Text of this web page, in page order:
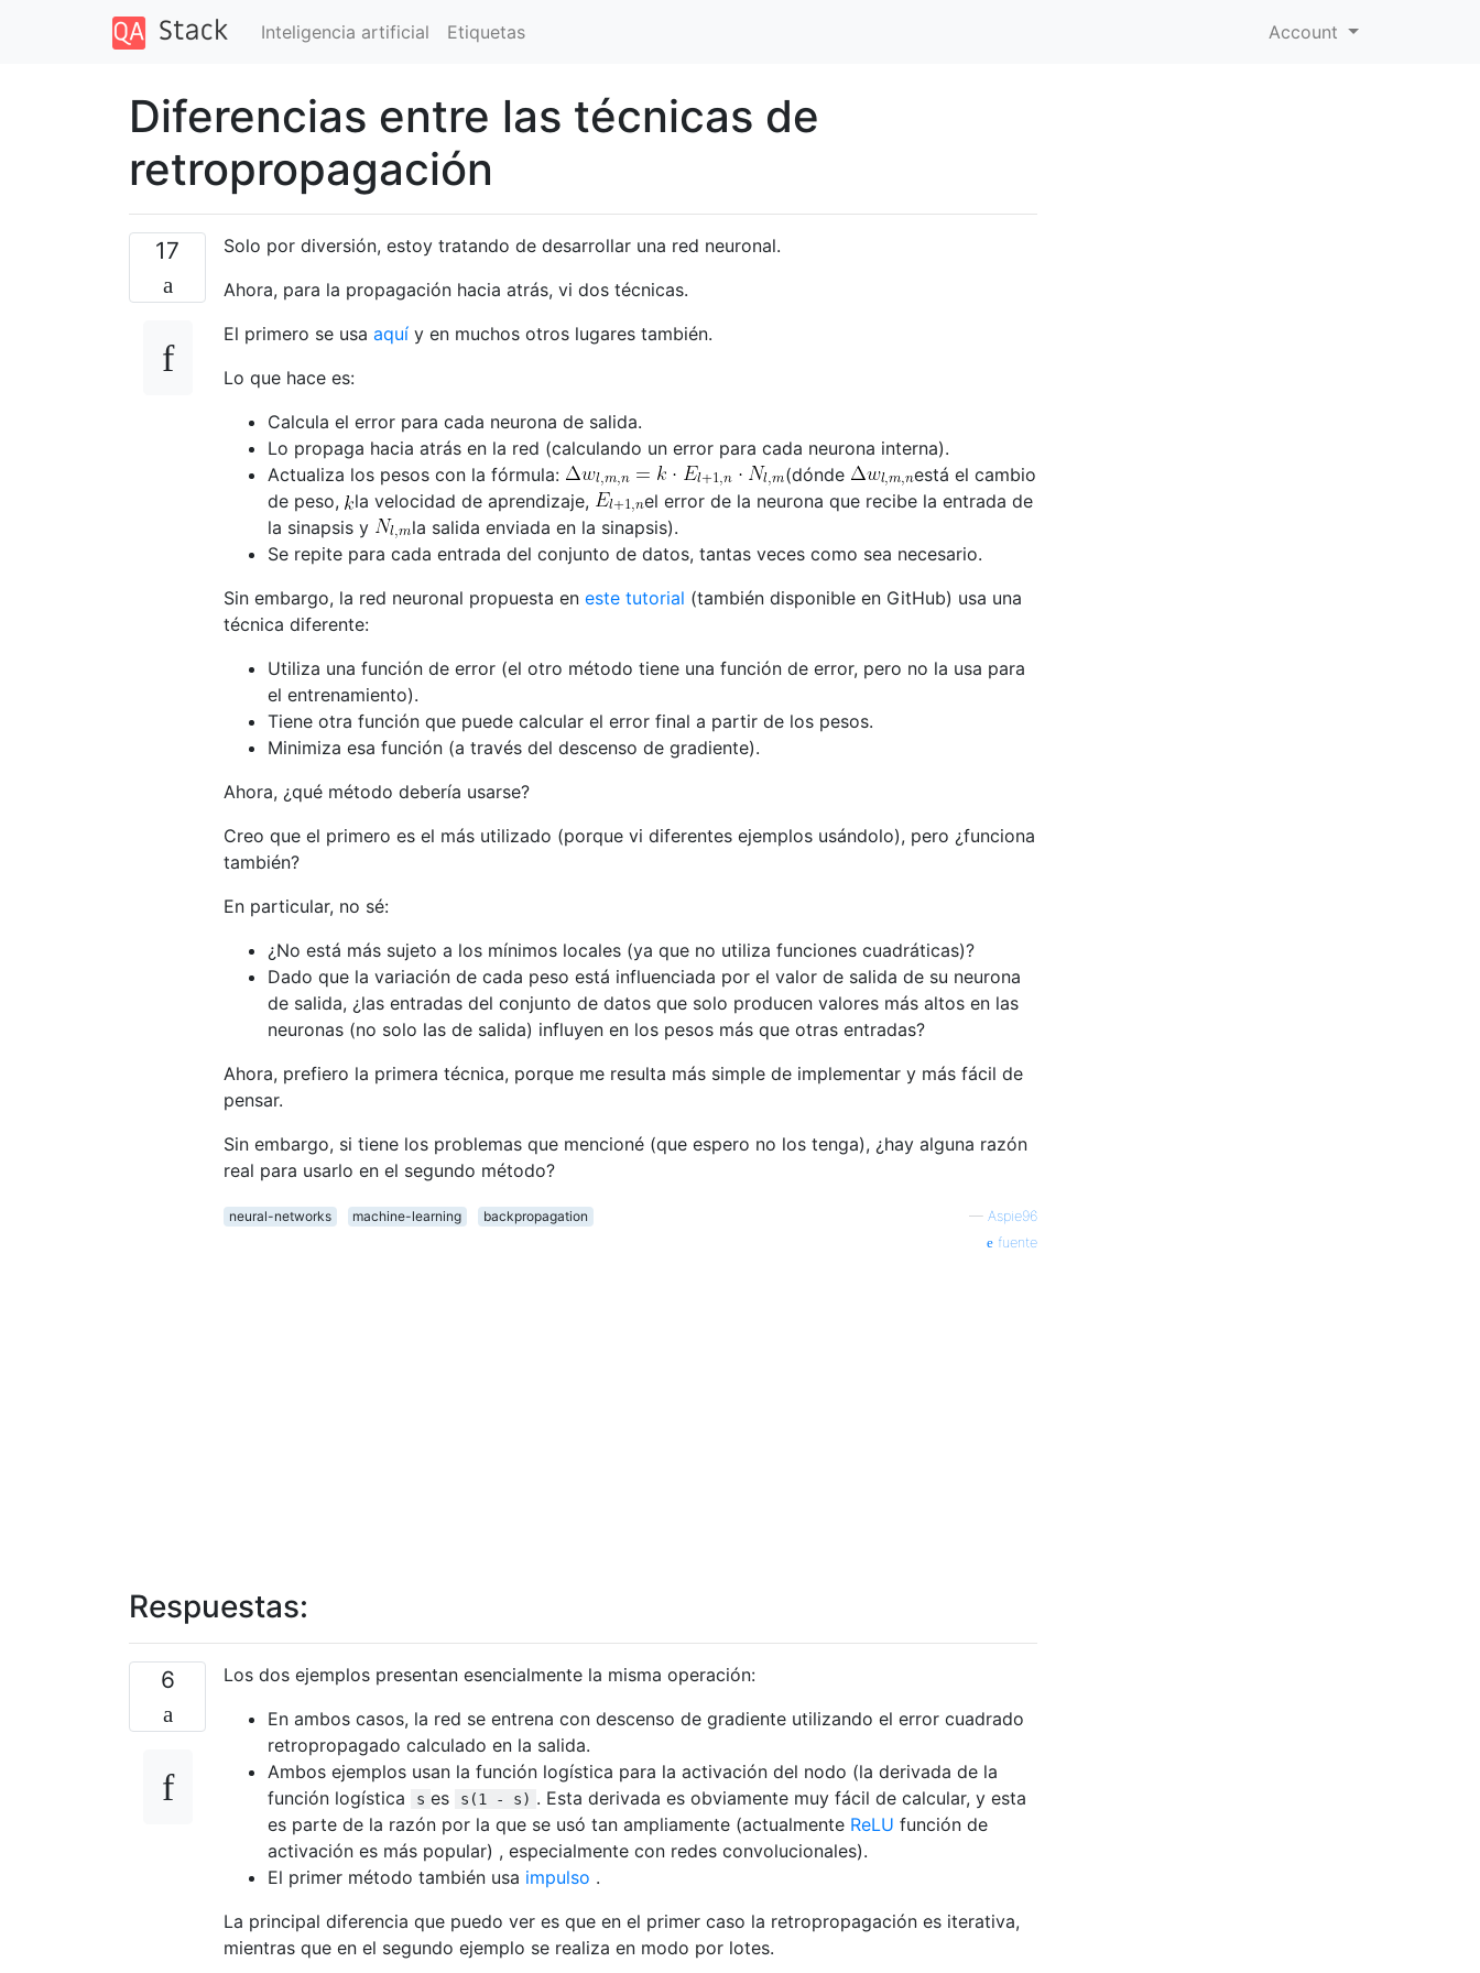
Inteligencia artificial Etiquetas Account
Diferencias entre las técnicas de
retropropagación
17
Solo por diversión, estoy tratando de desarrollar una red neuronal.
Ahora, para la propagación hacia atrás, vi dos técnicas.
El primero se usa aquí y en muchos otros lugares también.
Lo que hace es:
Calcula el error para cada neurona de salida.
Lo propaga hacia atrás en la red (calculando un error para cada neurona interna).
Actualiza los pesos con la fórmula:
(dónde
está el cambio
de peso,
la velocidad de aprendizaje,
el error de la neurona que recibe la entrada de
la sinapsis y
la salida enviada en la sinapsis).
Se repite para cada entrada del conjunto de datos, tantas veces como sea necesario.
Sin embargo, la red neuronal propuesta en este tutorial (también disponible en GitHub) usa una
técnica diferente:
Utiliza una función de error (el otro método tiene una función de error, pero no la usa para
el entrenamiento).
Tiene otra función que puede calcular el error final a partir de los pesos.
Minimiza esa función (a través del descenso de gradiente).
Ahora, ¿qué método debería usarse?
Creo que el primero es el más utilizado (porque vi diferentes ejemplos usándolo), pero ¿funciona
también?
En particular, no sé:
¿No está más sujeto a los mínimos locales (ya que no utiliza funciones cuadráticas)?
Dado que la variación de cada peso está influenciada por el valor de salida de su neurona
de salida, ¿las entradas del conjunto de datos que solo producen valores más altos en las
neuronas (no solo las de salida) influyen en los pesos más que otras entradas?
Ahora, prefiero la primera técnica, porque me resulta más simple de implementar y más fácil de
pensar.
Sin embargo, si tiene los problemas que mencioné (que espero no los tenga), ¿hay alguna razón
real para usarlo en el segundo método?
neural-networks machine-learning backpropagation — Aspie96
fuente
Respuestas:
6
Los dos ejemplos presentan esencialmente la misma operación:
En ambos casos, la red se entrena con descenso de gradiente utilizando el error cuadrado
retropropagado calculado en la salida.
Ambos ejemplos usan la función logística para la activación del nodo (la derivada de la
función logística
s es s(1 - s) . Esta derivada es obviamente muy fácil de calcular, y esta
es parte de la razón por la que se usó tan ampliamente (actualmente ReLU función de
activación es más popular) , especialmente con redes convolucionales).
El primer método también usa impulso .
La principal diferencia que puedo ver es que en el primer caso la retropropagación es iterativa,
mientras que en el segundo ejemplo se realiza en modo por lotes.